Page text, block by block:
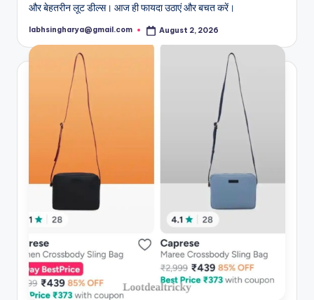
और बेहतरीन लूट डील्स। आज ही फायदा उठाएं और बचत करें।
Posted
labhsingharya@gmail.com August 2, 2026